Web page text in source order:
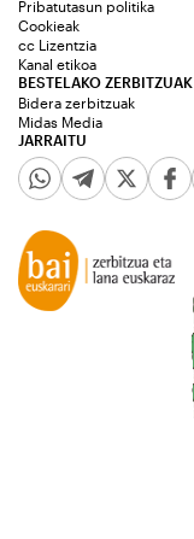
JARRAITU
Pribatutasun politika
Cookieak
cc Lizentzia
Kanal etikoa
BESTELAKO ZERBITZUAK
Bidera zerbitzuak
Midas Media